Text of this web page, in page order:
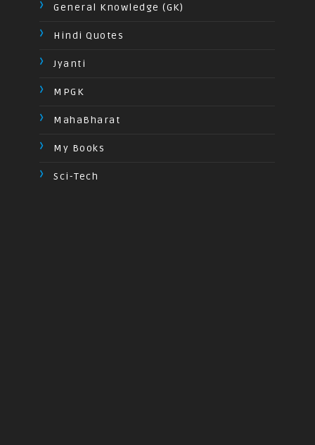
General Knowledge (GK)
Hindi Quotes
Jyanti
MPGK
MahaBharat
My Books
Sci-Tech